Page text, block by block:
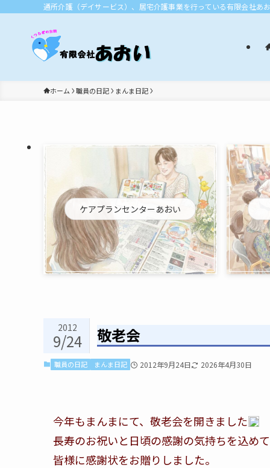
通所介護（デイサービス）、居宅介護事業を行っている有限会社あ
ホーム 職員の日記 まんま日記
ケアプランセンターあおい
敬老会
2012
9/24
職員の日記 まんま日記 2012年9月24日 2026年4月30日
今年もまんまにて、敬老会を開きました
長寿のお祝いと日頃の感謝の気持ちを込めて
皆様に感謝状をお贈りしました。